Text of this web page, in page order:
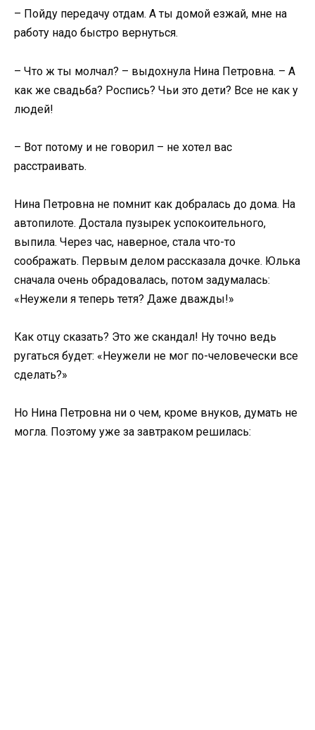
– Пойду передачу отдам. А ты домой езжай, мне на
работу надо быстро вернуться.
– Что ж ты молчал? – выдохнула Нина Петровна. – А
как же свадьба? Роспись? Чьи это дети? Все не как у
людей!
– Вот потому и не говорил – не хотел вас
расстраивать.
Нина Петровна не помнит как добралась до дома. На
автопилоте. Достала пузырек успокоительного,
выпила. Через час, наверное, стала что-то
соображать. Первым делом рассказала дочке. Юлька
сначала очень обрадовалась, потом задумалась:
«Неужели я теперь тетя? Даже дважды!»
Как отцу сказать? Это же скандал! Ну точно ведь
ругаться будет: «Неужели не мог по-человечески все
сделать?»
Но Нина Петровна ни о чем, кроме внуков, думать не
могла. Поэтому уже за завтраком решилась: